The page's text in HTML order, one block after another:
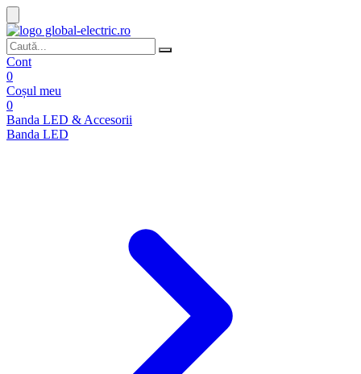
Cont
0
Coșul meu
0
Banda LED & Accesorii
Banda LED